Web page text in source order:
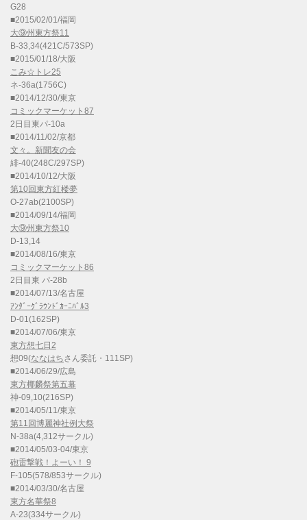
G28
■2015/02/01/福岡
大⑨州東方祭11
B-33,34(421C/573SP)
■2015/01/18/大阪
こみ☆トレ25
ネ-36a(1756C)
■2014/12/30/東京
コミックマーケット87
2日目東パ-10a
■2014/11/02/京都
文々。新聞友の会
緋-40(248C/297SP)
■2014/10/12/大阪
第10回東方紅楼夢
O-27ab(2100SP)
■2014/09/14/福岡
大⑨州東方祭10
D-13,14
■2014/08/16/東京
コミックマーケット86
2日目東 パ-28b
■2014/07/13/名古屋
ｱﾝﾀﾞｰｸﾞﾗｳﾝﾄﾞｶｰﾆﾊﾞﾙ3
D-01(162SP)
■2014/07/06/東京
東方想七日2
想09(ななはちさん委託・111SP)
■2014/06/29/広島
東方椰麟祭第五幕
神-09,10(216SP)
■2014/05/11/東京
第11回博麗神社例大祭
N-38a(4,312サークル)
■2014/05/03-04/東京
砲雷撃戦！よーい！ 9
F-105(578/853サークル)
■2014/03/30/名古屋
東方名華祭8
A-23(334サークル)